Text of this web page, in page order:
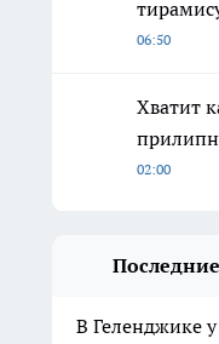
06:50
Хватит
02:00
В Геленджике